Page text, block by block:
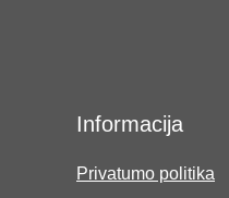
Informacija
Privatumo politika